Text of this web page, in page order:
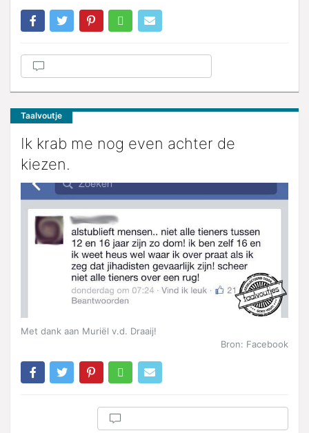
Taalvoutje
Ik krab me nog even achter de
kiezen.
Met dank aan Muriël v.d. Draaij!
Bron: Facebook